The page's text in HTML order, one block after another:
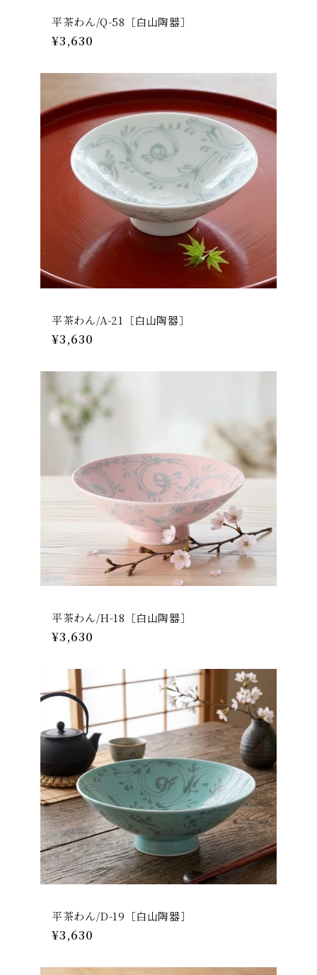
平茶わん/Q-58［白山陶器］
通
価
¥3,630
平茶わん/A-21［白山陶器］
通
価
格
¥3,630
平茶わん/H-18［白山陶器］
通
格
¥3,630
平茶わん/D-19［白山陶器］
通
価
¥3,630